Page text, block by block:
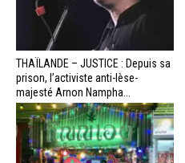
THAÏLANDE – JUSTICE : Depuis sa
prison, l’activiste anti-lèse-
majesté Arnon Nampha...